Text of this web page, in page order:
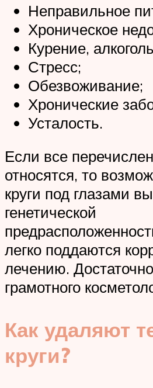
Неправильное
Хроническое
Курение,
Стресс;
Обезвоживание;
Хронические
Усталость.
Если все
относятся, то
круги под глазами
генетической
легко поддаются
лечению.
грамотного
Как удаляют
круги?